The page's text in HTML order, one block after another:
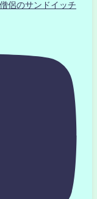
侶のサンドイッチ